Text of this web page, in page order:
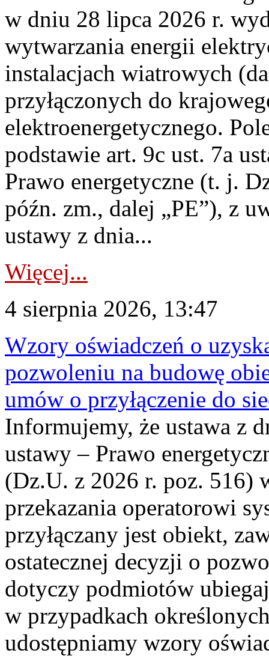
w dniu 28 lipca 2026 r.
wytwarzania energii
instalacjach wiatrowych
przyłączonych do
elektroenergetycznego.
podstawie art. 9c ust. 7a
Prawo energetyczne (t. j.
późn. zm., dalej „PE”), z
ustawy z dnia...
Więcej...
4 sierpnia 2026, 13:47
Wzory oświadczeń o
pozwoleniu na budowę
umów o przyłączenie do
Informujemy, że ustawa z
ustawy – Prawo
(Dz.U. z 2026 r. poz. 516)
przekazania operatorowi
przyłączany jest obiekt,
ostatecznej decyzji o
dotyczy podmiotów
w przypadkach
udostępniamy wzory